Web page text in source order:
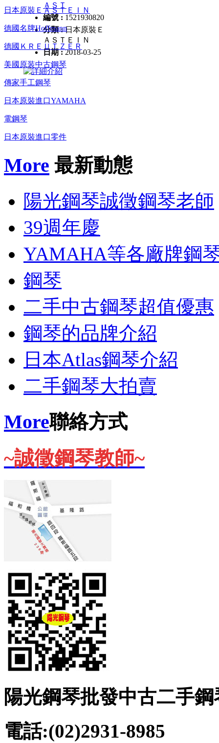
ＡＳＴ
編號 : 1521930820
分類 :日本原裝Ｅ
ＡＳＴＥＩＮ
日期 :2018-03-25
日本原裝ＥＡＳＴＥＩＮ
德國名牌Hoffmann
德國ＫＲＥＵＴＺＥＲ
美國原装中古鋼琴
傳家手工鋼琴
日本原裝進口YAMAHA
電鋼琴
日本原裝進口零件
More 最新動態
陽光鋼琴誠徵鋼琴老師
39週年慶
YAMAHA等各廠牌鋼
鋼琴
二手中古鋼琴超值優惠
鋼琴的品牌介紹
日本Atlas鋼琴介紹
二手鋼琴大拍賣
More聯絡方式
~誠徵鋼琴教師~
陽光鋼琴批發中古二手鋼
電話:(02)2931-8985